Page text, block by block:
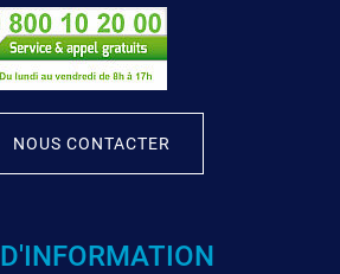
NOUS CONTACTER
D'INFORMATION